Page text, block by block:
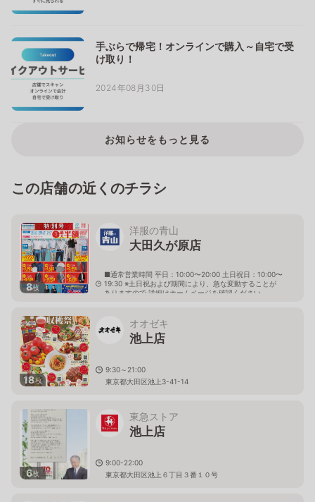
手ぶらで帰宅！オンラインで購入～自宅で受
け取り！
2024年08月30日
お知らせをもっと見る
この店舗の近くのチラシ
8枚
洋服の青山
大田久が原店
■通常営業時間 平日：10:00〜20:00 土日祝日：10:00〜
19:30 ※土日祝および期間により、急な変動することが
ありますので 詳細はホームページを確認ください
18枚
オオゼキ
池上店
9:30～21:00
東京都大田区池上3-41-14
6枚
東急ストア
池上店
9:00-22:00
東京都大田区池上６丁目３番１０号